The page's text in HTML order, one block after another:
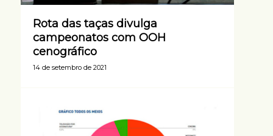
Rota das taças divulga
campeonatos com OOH
cenográfico
14 de setembro de 2021